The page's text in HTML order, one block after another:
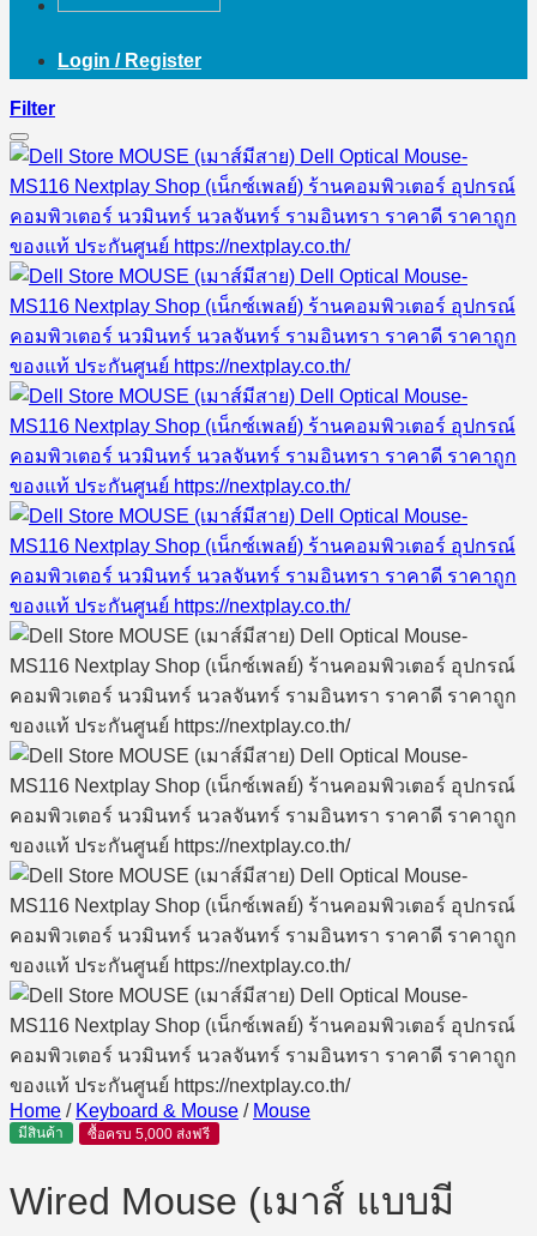
Login / Register
Filter
Home / Keyboard & Mouse / Mouse
มีสินค้า ซื้อครบ 5,000 ส่งฟรี
Wired Mouse (เมาส์ แบบมี